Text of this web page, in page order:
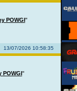
POWGI"
13/07/2026 10:58:35
POWGI"